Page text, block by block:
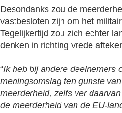
Desondanks zou de
vastbesloten zijn om het
Tegelijkertijd zou zich echter
denken in richting vrede
“Ik heb bij andere deelnemers
meningsomslag ten gunste
meerderheid, zelfs ver
de meerderheid van de EU-